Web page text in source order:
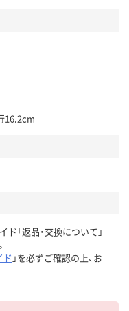
16.2cm
ド「返品・交換について」
ド 」を必ずご確認の上、お